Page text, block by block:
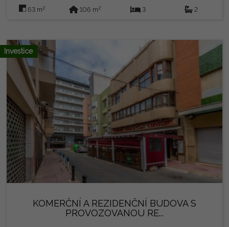
koupelnou. V přízemí jsou dvě ložnice s vestavěnými
rozloze 21,14 m² s nerušeným výhledem. S 106 m²
postavenými a předinstalovanou klimatizací se nachází jen
15 minut od pláží Guardamar del Segura a 35 minut od
letiště Alicante, obklopený všemi službami prestižního
golfového komplexu, lázní a hotelu. Právní poznámka:
Poplatky a daně nejsou zahrnuty. Poskytnuté informace
jsou výmluvné a nejsou právně závazné a mohou
obsahovat chyby.
63 m2 106 m2 3 2
Investice
KOMERČNÍ A REZIDENČNÍ BUDOVA S
PROVOZOVANOU RE...